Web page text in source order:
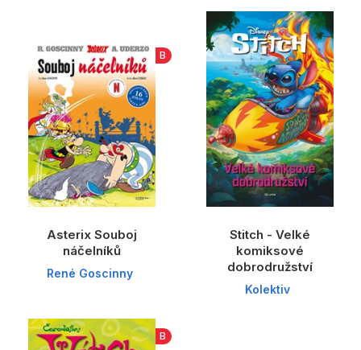
B
Asterix Souboj
náčelníků
René Goscinny
Stitch - Velké
komiksové
dobrodružství
Kolektiv
B